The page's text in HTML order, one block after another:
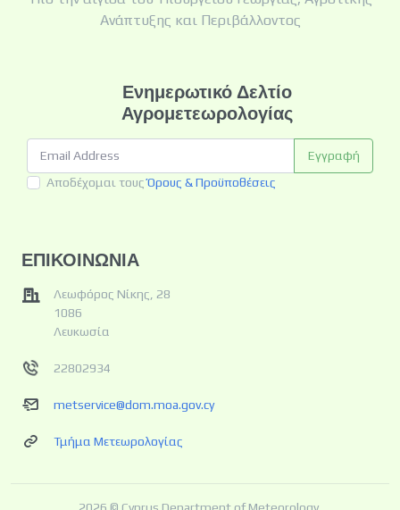
Ανάπτυξης και Περιβάλλοντος
Ενημερωτικό Δελτίο
Αγρομετεωρολογίας
Εγγραφή
Αποδέχομαι τουςΌρους & Προϋποθέσεις
ΕΠΙΚΟΙΝΩΝΙΑ
Λεωφόρος Νίκης, 28
1086
Λευκωσία
22802934
metservice@dom.moa.gov.cy
Τμήμα Μετεωρολογίας